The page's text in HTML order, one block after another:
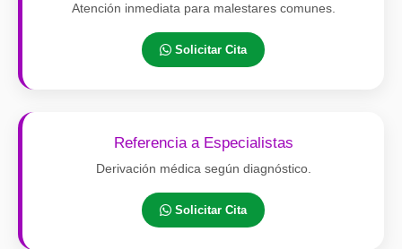
Atención inmediata para malestares comunes.
Solicitar Cita
Referencia a Especialistas
Derivación médica según diagnóstico.
Solicitar Cita